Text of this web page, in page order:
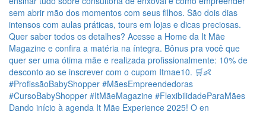
Dando início à agenda It Mãe Experience 2025! O en